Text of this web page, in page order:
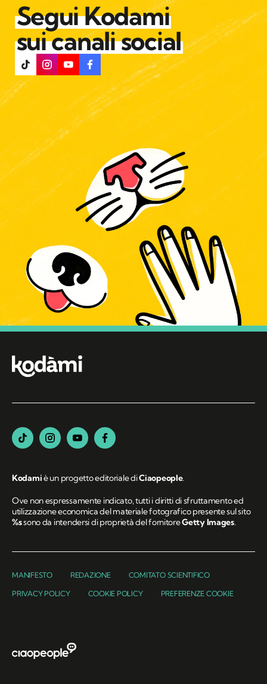
Segui Kodami
sui canali social
Kodamiè un progetto editoriale diCiaopeople.
Ove non espressamente indicato, tutti i diritti di sfruttamento ed
utilizzazione economica del materiale fotografico presente sul sito
%ssono da intendersi di proprietà del fornitoreGetty Images.
MANIFESTO REDAZIONE COMITATO SCIENTIFICO
PRIVACY POLICY COOKIE POLICY PREFERENZE COOKIE